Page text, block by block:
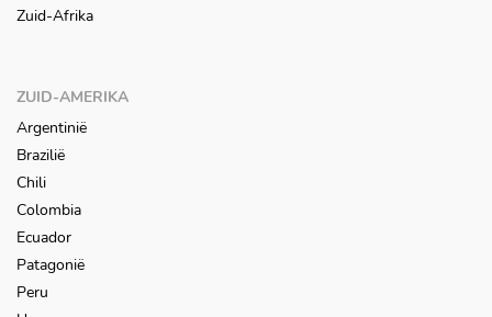
Zuid-Afrika
ZUID-AMERIKA
Argentinië
Brazilië
Chili
Colombia
Ecuador
Patagonië
Peru